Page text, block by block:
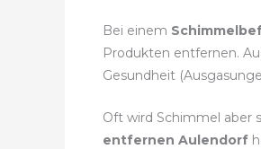
Bei einem
Produkten entfernen.
Gesundheit
Oft wird Schimmel aber
entfernen Aulendorf